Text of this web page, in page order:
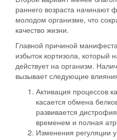
раннего возраста начинают
молодом организме, что
качество жизни.
Главной причиной
избыток кортизола, который
действует на организм.
вызывает следующие
Активация процессов
касается обмена
развивается
временем и полная
Изменения регуляции